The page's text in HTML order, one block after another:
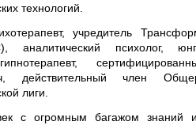
технологий.
учредитель
аналитический психолог,
действительный член
лиги.
с огромным багажом знаний